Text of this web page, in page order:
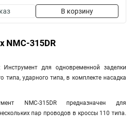
В корзину
NMC-315DR
Инструмент для одновременной заделки
типа, ударного типа, в комплекте насадка
NMC-315DR предназначен для
пар проводов в кроссы 110 типа.